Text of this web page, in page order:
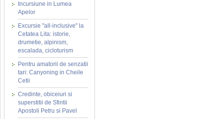
Incursiune in Lumea
Apelor
Excursie "all-inclusive" la
Cetatea Lita: istorie,
drumetie, alpinism,
escalada, cicloturism
Pentru amatorii de senzatii
tari: Canyoning in Cheile
Cetii
Credinte, obiceiuri si
superstitii de Sfintii
Apostoli Petru si Pavel